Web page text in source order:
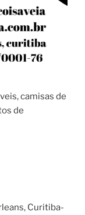
camisas de
de
Curitiba-